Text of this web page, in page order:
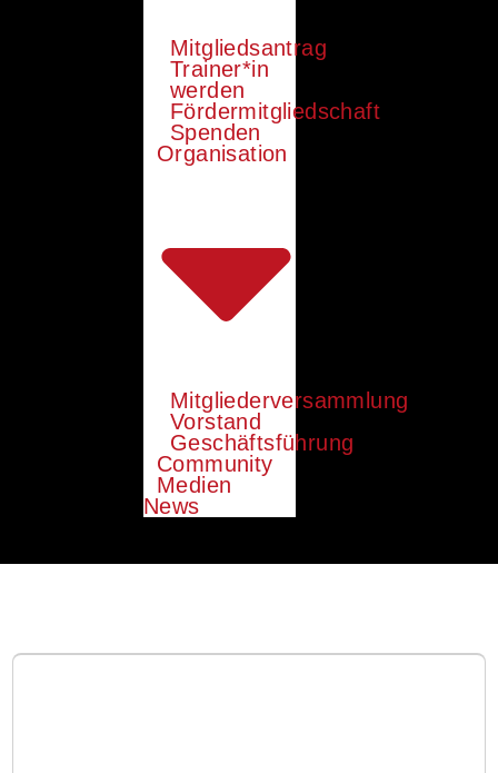
Mitgliedsantrag
Trainer*in
werden
Fördermitgliedschaft
Spenden
Organisation
Mitgliederversammlung
Vorstand
Geschäftsführung
Community
Medien
News